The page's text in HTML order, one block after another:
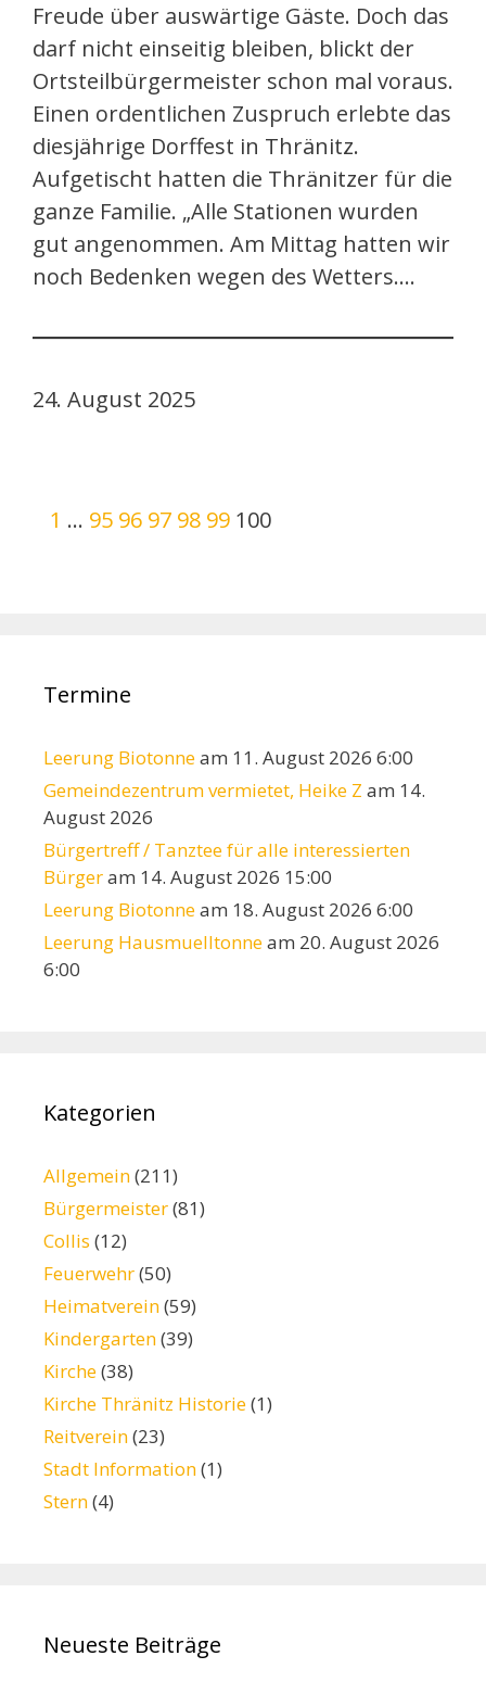
Freude über auswärtige Gäste. Doch das
darf nicht einseitig bleiben, blickt der
Ortsteilbürgermeister schon mal voraus.
Einen ordentlichen Zuspruch erlebte das
diesjährige Dorffest in Thränitz.
Aufgetischt hatten die Thränitzer für die
ganze Familie. „Alle Stationen wurden
gut angenommen. Am Mittag hatten wir
noch Bedenken wegen des Wetters.…
24. August 2025
1 … 95 96 97 98 99 100
Termine
Leerung Biotonneam 11. August 2026 6:00
Gemeindezentrum vermietet, Heike Z am 14.
August 2026
Bürgertreff / Tanztee für alle interessierten
Bürgeram 14. August 2026 15:00
Leerung Biotonneam 18. August 2026 6:00
Leerung Hausmuelltonneam 20. August 2026
6:00
Kategorien
Allgemein(211)
Bürgermeister(81)
Collis (12)
Feuerwehr(50)
Heimatverein(59)
Kindergarten(39)
Kirche(38)
Kirche Thränitz Historie(1)
Reitverein(23)
Stadt Information(1)
Stern(4)
Neueste Beiträge